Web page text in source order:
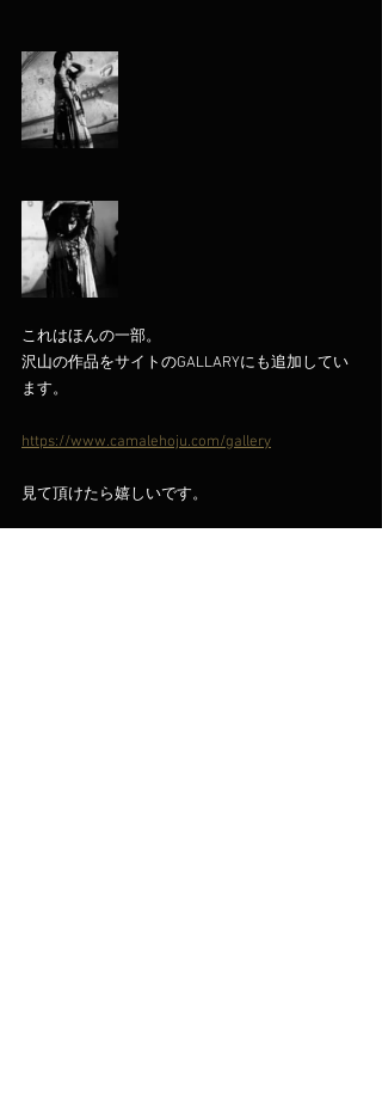
これはほんの一部。
沢山の作品をサイトのGALLARYにも追加してい
ます。
https://www.camalehoju.com/gallery
見て頂けたら嬉しいです。